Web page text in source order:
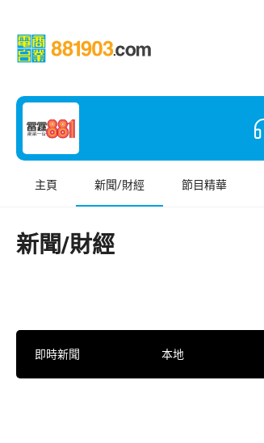
主頁 新聞/財經 節目精華
新聞/財經
即時新聞 本地